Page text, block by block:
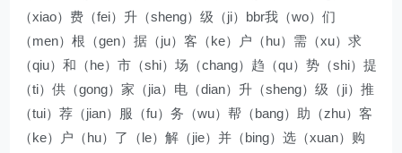
（xiao）费（fei）升（sheng）级（ji）bbr我（wo）们
（men）根（gen）据（ju）客（ke）户（hu）需（xu）求
（qiu）和（he）市（shi）场（chang）趋（qu）势（shi）提
（ti）供（gong）家（jia）电（dian）升（sheng）级（ji）推
（tui）荐（jian）服（fu）务（wu）帮（bang）助（zhu）客
（ke）户（hu）了（le）解（jie）并（bing）选（xuan）购